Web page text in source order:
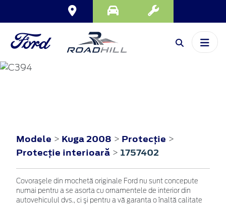
Modele > Kuga 2008 > Protecţie >
Protecţie interioară > 1757402
Covoraşele din mochetă originale Ford nu sunt concepute
numai pentru a se asorta cu ornamentele de interior din
autovehiculul dvs., ci şi pentru a vă garanta o înaltă calitate